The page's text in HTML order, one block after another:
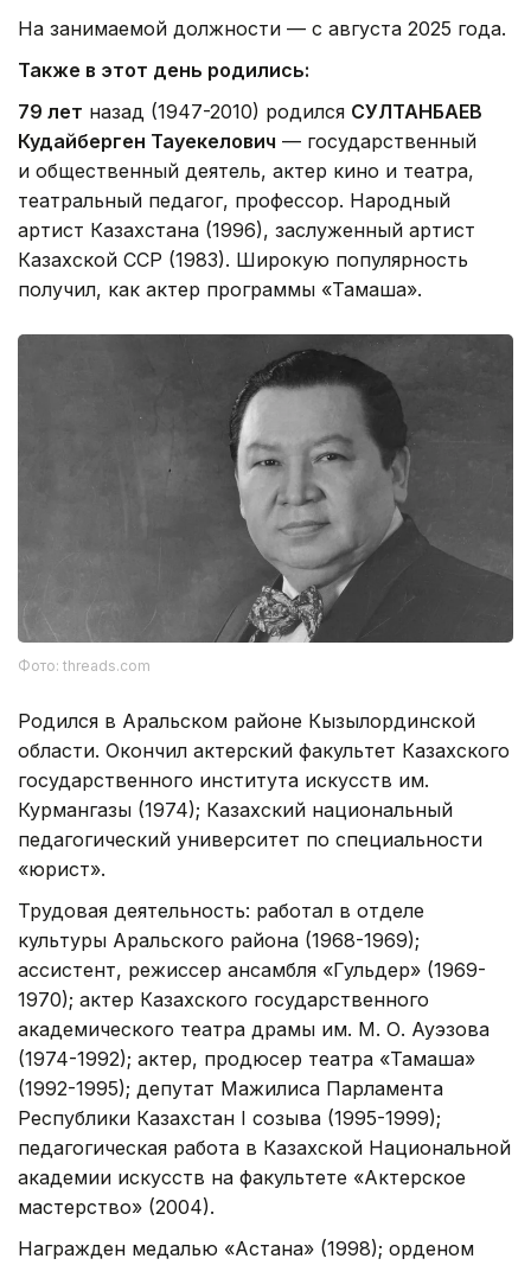
На занимаемой должности — с августа 2025 года.
Также в этот день родились:
79 лет назад (1947-2010) родился СУЛТАНБАЕВ
Кудайберген Тауекелович — государственный
и общественный деятель, актер кино и театра,
театральный педагог, профессор. Народный
артист Казахстана (1996), заслуженный артист
Казахской ССР (1983). Широкую популярность
получил, как актер программы «Тамаша».
Фото: threads.com
Родился в Аральском районе Кызылординской
области. Окончил актерский факультет Казахского
государственного института искусств им.
Курмангазы (1974); Казахский национальный
педагогический университет по специальности
«юрист».
Трудовая деятельность: работал в отделе
культуры Аральского района (1968-1969);
ассистент, режиссер ансамбля «Гульдер» (1969-
1970); актер Казахского государственного
академического театра драмы им. М. О. Ауэзова
(1974-1992); актер, продюсер театра «Тамаша»
(1992-1995); депутат Мажилиса Парламента
Республики Казахстан І созыва (1995-1999);
педагогическая работа в Казахской Национальной
академии искусств на факультете «Актерское
мастерство» (2004).
Награжден медалью «Астана» (1998); орденом